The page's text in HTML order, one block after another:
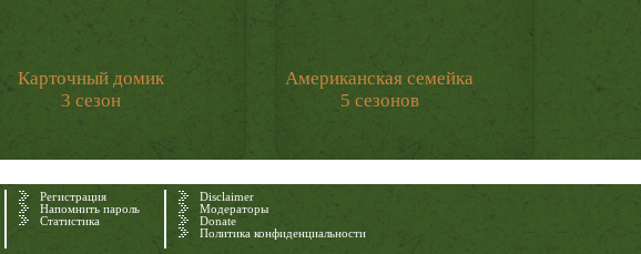
Карточный домик
3 сезон
Американская семейка
5 сезонов
Регистрация
Напомнить пароль
Статистика
Disclaimer
Модераторы
Donate
Политика конфиденциальности